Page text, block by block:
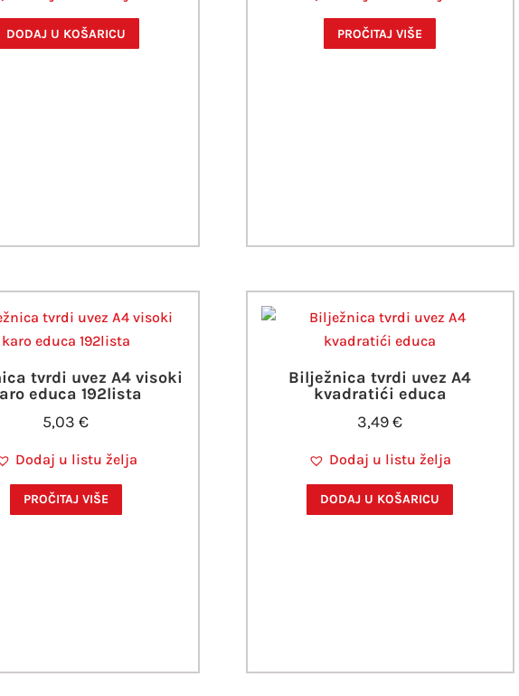
DODAJ U KOŠARICU PROČITAJ VIŠE
tvrdi uvez A4 visoki
educa 192lista
5,03€
Dodaj u listu želja
PROČITAJ VIŠE
Bilježnica tvrdi uvez A4
kvadratići educa
3,49€
Dodaj u listu želja
DODAJ U KOŠARICU